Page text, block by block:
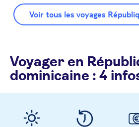
Voir tous les voyages
Voyager en
dominicaine : 4